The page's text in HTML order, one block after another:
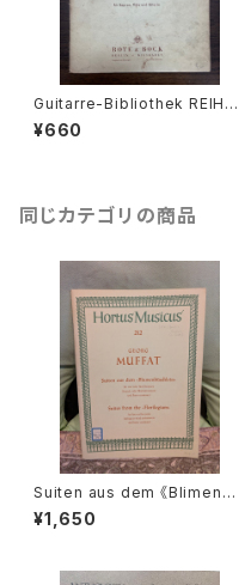
Guitarre-Bibliothek REIHE
Ⅳ KAMMEMUSIK MIT GITA
RRE Nr.47 Nell dolce dell'o
BOTE&BOCK BERLIN・WIES
BADEN 1958年
¥660
同じカテゴリの商品
Suiten aus dem 《Blimenbü
schlein》【著者：MUFFAT】出
版社：BÄRENREITER KASSEL
¥1,650